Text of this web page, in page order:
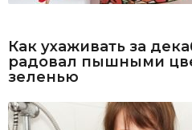
Как ухаживать за
радовал пышными
зеленью